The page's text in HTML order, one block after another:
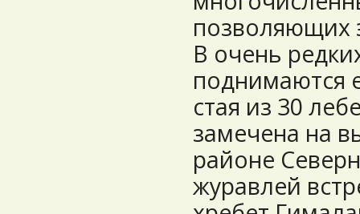
позволяющих
В очень
поднимаются
стая из 30
замечена на
районе
журавлей